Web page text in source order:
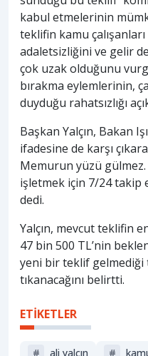
kabul etmelerinin
teklifin kamu
adaletsizliğini ve gelir
çok uzak olduğunu
bırakma eylemlerinin,
duyduğu rahatsızlığı
Başkan Yalçın, Bakan
ifadesine de karşı
Memurun yüzü gülmez.
işletmek için 7/24 takip
dedi.
Yalçın, mevcut teklifin
47 bin 500 TL’nin
yeni bir teklif gelmediği
tıkanacağını belirtti.
ETİKETLER
# ali yalçın #